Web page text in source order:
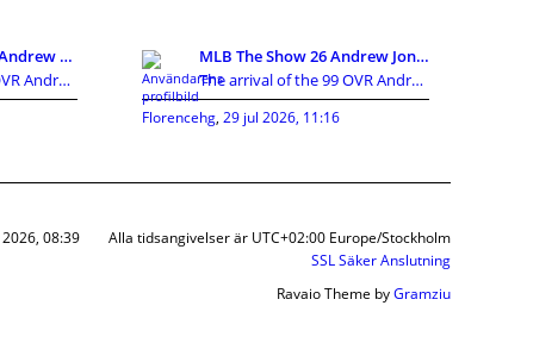
MLB The Show 26 99 Andrew Jones Breakdown:The Ulti
The arrival of the 99 OVR Andrew Jones card has cr
MLB The Show 26 Andrew Jones Review:Can He Replace
The arrival of the 99 OVR Andrew Jones card has cr
Florencehg, 29 jul 2026, 11:16
Alla tidsangivelser är UTC+02:00 Europe/Stockholm
08:39
SSL Säker Anslutning
Ravaio Theme byGramziu